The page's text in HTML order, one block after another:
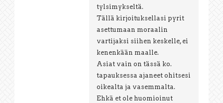
tylsimykseltä.
Tällä kirjoituksellasi pyrit
asettumaan moraalin
vartijaksi siihen keskelle, ei
kenenkään maalle.
Asiat vain on tässä ko.
tapauksessa ajaneet ohitsesi
oikealta ja vasemmalta.
Ehkä et ole huomioinut